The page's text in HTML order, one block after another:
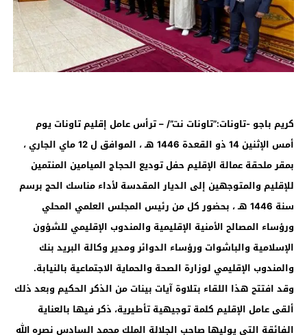
كريم باجو -تاونات:”تاونات نت”/ – ترأس عامل إقليم تاونات يوم
أمس الإثنين 14 ذو القعدة 1446 هـ ، الموافق ل 12 ماي الجاري ،
بمقر ملحقة عمالة الإقليم حفل توديع الحجاج الميامين المنتمين
للإقليم والمتوجهين إلى الديار المقدسة لأداء مناسك الحج برسم
سنة 1446 هـ ، بحضور كل من رئيس المجلس العلمي المحلي
ورؤساء المصالح الأمنية الإقليمية والمندوب الإقليمي للشؤون
الإسلامية والباشوات ورؤساء الدوائر ومدير وكالة البريد بنك
والمندوب الإقليمي لوزارة الصحة والحماية الاجتماعية بالنيابة.
وقد افتتح هذا اللقاء بتلاوة آيات بينات من الذكر الحكيم وبعد ذلك
ألقى عامل الإقليم كلمة توجيهية تأطيرية، ذكر فيها بالعناية
الفائقة التي يوليها صاحب الجلالة الملك محمد السادس نصره الله